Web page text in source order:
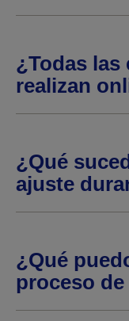
¿Todas las
realizan
¿Qué
ajuste
¿Qué
proceso